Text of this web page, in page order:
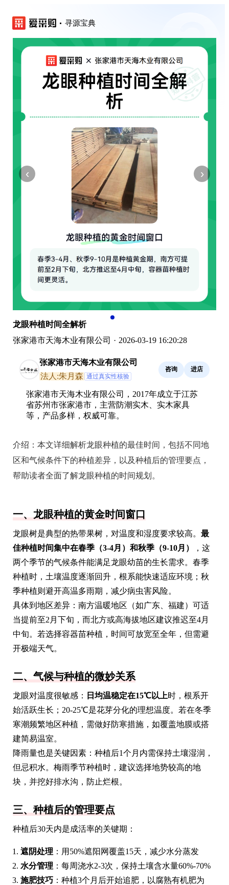
寻源宝典
‹ ›
龙眼种植时间全解析
张家港市天海木业有限公司 · 2026-03-19 16:20:28
张家港市天海木业有限公司
法人:朱月森 通过真实性核验
咨询 进店
张家港市天海木业有限公司，2017年成立于江苏
省苏州市张家港市，主营防潮实木、实木家具
等，产品多样，权威可靠。
介绍： 本文详细解析龙眼种植的最佳时间，包括不同地
区和气候条件下的种植差异，以及种植后的管理要点，
帮助读者全面了解龙眼种植的时间规划。
一、龙眼种植的黄金时间窗口
龙眼树是典型的热带果树，对温度和湿度要求较高。 最
佳种植时间集中在春季（3-4月）和秋季（9-10月）
，这
两个季节的气候条件能满足龙眼幼苗的生长需求。春季
种植时，土壤温度逐渐回升，根系能快速适应环境；秋
季种植则避开高温多雨期，减少病虫害风险。
具体到地区差异：南方温暖地区（如广东、福建）可适
当提前至2月下旬，而北方或高海拔地区建议推迟至4月
中旬。若选择容器苗种植，时间可放宽至全年，但需避
开极端天气。
二、气候与种植的微妙关系
龙眼对温度很敏感： 日均温稳定在15℃以上时，根系开
始活跃生长；20-25℃是花芽分化的理想温度。若在冬季
寒潮频繁地区种植，需做好防寒措施，如覆盖地膜或搭
建简易温室。
降雨量也是关键因素：种植后1个月内需保持土壤湿润，
但忌积水。梅雨季节种植时，建议选择地势较高的地
块，并挖好排水沟，防止烂根。
三、种植后的管理要点
种植后30天内是成活率的关键期：
遮阴处理 ：用50%遮阳网覆盖15天，减少水分蒸发
水分管理 ：每周浇水2-3次，保持土壤含水量60%-70%
施肥技巧 ：种植3个月后开始追肥，以腐熟有机肥为